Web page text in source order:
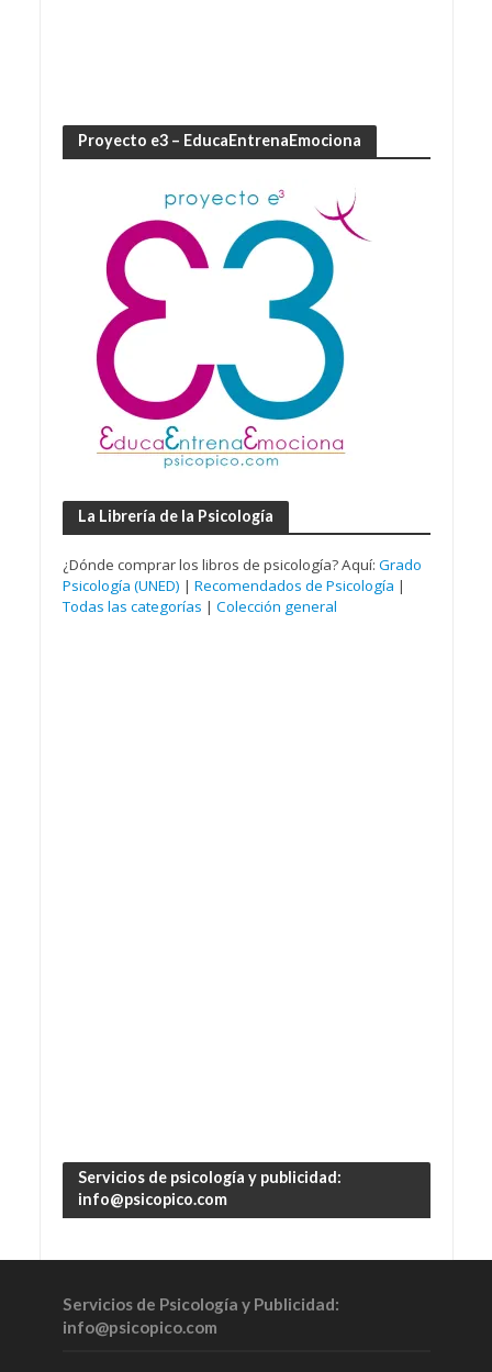
Proyecto e3 – EducaEntrenaEmociona
La Librería de la Psicología
¿Dónde comprar los libros de psicología? Aquí: Grado
Psicología (UNED) | Recomendados de Psicología |
Todas las categorías | Colección general
Servicios de psicología y publicidad:
info@psicopico.com
Servicios de Psicología y Publicidad:
info@psicopico.com